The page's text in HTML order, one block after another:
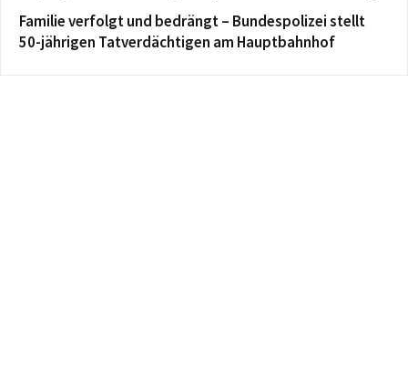
Familie verfolgt und bedrängt – Bundespolizei stellt
50-jährigen Tatverdächtigen am Hauptbahnhof